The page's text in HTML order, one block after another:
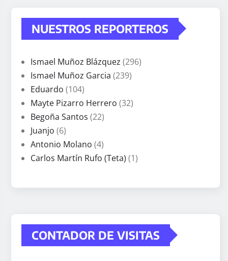
NUESTROS REPORTEROS
Ismael Muñoz Blázquez (296)
Ismael Muñoz Garcia (239)
Eduardo (104)
Mayte Pizarro Herrero (32)
Begoña Santos (22)
Juanjo (6)
Antonio Molano (4)
Carlos Martín Rufo (Teta) (1)
CONTADOR DE VISITAS